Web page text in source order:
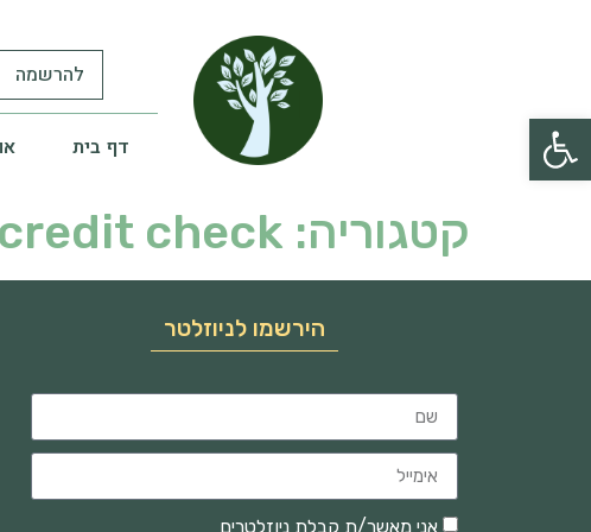
פתח סרגל נגישות
להרשמה
דף בית
קטגוריה: check
הירשמו לניוזלטר
אני מאשר/ת קבלת ניוזלטרים